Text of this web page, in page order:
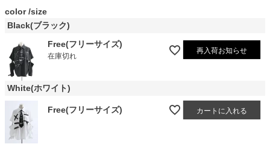
color size
Black(ブラック)
Free(フリーサイズ)
在庫切れ
再入荷お知らせ
White(ホワイト)
Free(フリーサイズ) カートに入れる